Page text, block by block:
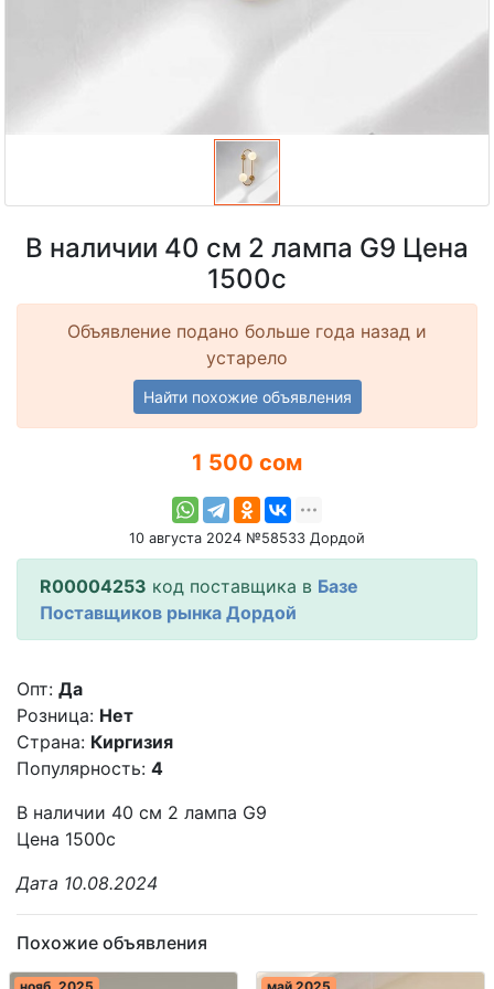
В наличии 40 см 2 лампа G9 Цена
1500с
Объявление подано больше года назад и
устарело
Найти похожие объявления
1 500 сом
10 августа 2024 №58533 Дордой
R00004253 код поставщика в Базе
Поставщиков рынка Дордой
Опт: Да
Розница: Нет
Страна: Киргизия
Популярность: 4
В наличии 40 см 2 лампа G9
Цена 1500с
Дата 10.08.2024
Похожие объявления